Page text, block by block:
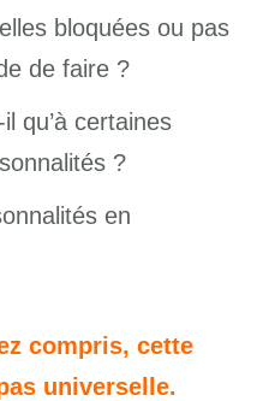
bloquées ou pas
de faire ?
qu’à certaines
?
en
compris, cette
universelle.